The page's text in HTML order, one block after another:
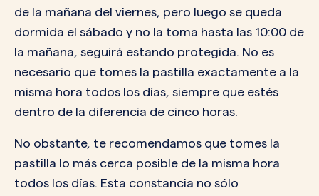
de la mañana del viernes, pero luego se queda
dormida el sábado y no la toma hasta las 10:00 de
la mañana, seguirá estando protegida. No es
necesario que tomes la pastilla exactamente a la
misma hora todos los días, siempre que estés
dentro de la diferencia de cinco horas.
No obstante, te recomendamos que tomes la
pastilla lo más cerca posible de la misma hora
todos los días. Esta constancia no sólo